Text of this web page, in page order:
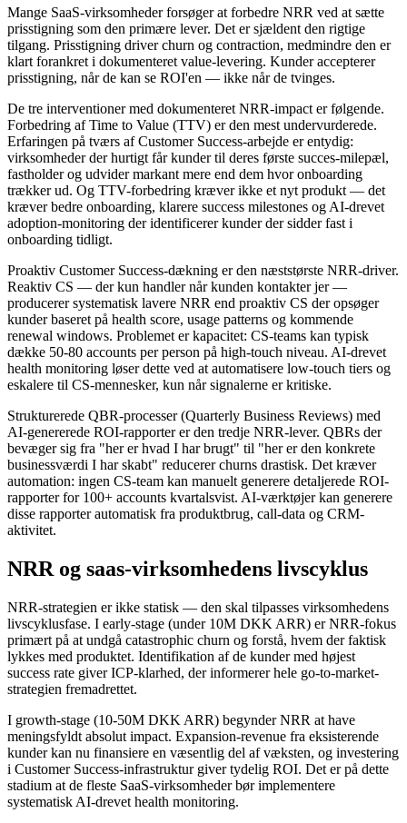
Mange SaaS-virksomheder forsøger at forbedre NRR ved at sætte
prisstigning som den primære lever. Det er sjældent den rigtige
tilgang. Prisstigning driver churn og contraction, medmindre den er
klart forankret i dokumenteret value-levering. Kunder accepterer
prisstigning, når de kan se ROI'en — ikke når de tvinges.
De tre interventioner med dokumenteret NRR-impact er følgende.
Forbedring af Time to Value (TTV) er den mest undervurderede.
Erfaringen på tværs af Customer Success-arbejde er entydig:
virksomheder der hurtigt får kunder til deres første succes-milepæl,
fastholder og udvider markant mere end dem hvor onboarding
trækker ud. Og TTV-forbedring kræver ikke et nyt produkt — det
kræver bedre onboarding, klarere success milestones og AI-drevet
adoption-monitoring der identificerer kunder der sidder fast i
onboarding tidligt.
Proaktiv Customer Success-dækning er den næststørste NRR-driver.
Reaktiv CS — der kun handler når kunden kontakter jer —
producerer systematisk lavere NRR end proaktiv CS der opsøger
kunder baseret på health score, usage patterns og kommende
renewal windows. Problemet er kapacitet: CS-teams kan typisk
dække 50-80 accounts per person på high-touch niveau. AI-drevet
health monitoring løser dette ved at automatisere low-touch tiers og
eskalere til CS-mennesker, kun når signalerne er kritiske.
Strukturerede QBR-processer (Quarterly Business Reviews) med
AI-genererede ROI-rapporter er den tredje NRR-lever. QBRs der
bevæger sig fra "her er hvad I har brugt" til "her er den konkrete
businessværdi I har skabt" reducerer churns drastisk. Det kræver
automation: ingen CS-team kan manuelt generere detaljerede ROI-
rapporter for 100+ accounts kvartalsvist. AI-værktøjer kan generere
disse rapporter automatisk fra produktbrug, call-data og CRM-
aktivitet.
NRR og saas-virksomhedens livscyklus
NRR-strategien er ikke statisk — den skal tilpasses virksomhedens
livscyklusfase. I early-stage (under 10M DKK ARR) er NRR-fokus
primært på at undgå catastrophic churn og forstå, hvem der faktisk
lykkes med produktet. Identifikation af de kunder med højest
success rate giver ICP-klarhed, der informerer hele go-to-market-
strategien fremadrettet.
I growth-stage (10-50M DKK ARR) begynder NRR at have
meningsfyldt absolut impact. Expansion-revenue fra eksisterende
kunder kan nu finansiere en væsentlig del af væksten, og investering
i Customer Success-infrastruktur giver tydelig ROI. Det er på dette
stadium at de fleste SaaS-virksomheder bør implementere
systematisk AI-drevet health monitoring.